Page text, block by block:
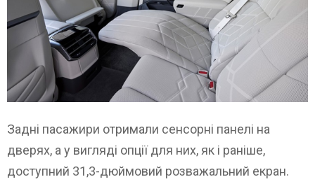
Задні пасажири отримали сенсорні панелі на
дверях, а у вигляді опції для них, як і раніше,
доступний 31,3-дюймовий розважальний екран.